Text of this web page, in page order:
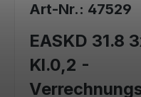
Art-Nr.: 47529
EASKD 31.8
Kl.0,2 -